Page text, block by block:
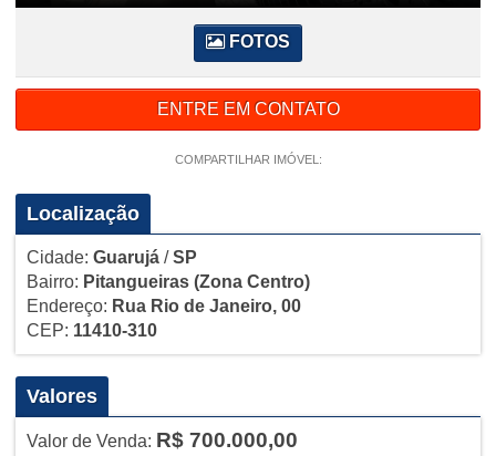
FOTOS
ENTRE EM CONTATO
COMPARTILHAR IMÓVEL:
Localização
Cidade: Guarujá/SP
Bairro: Pitangueiras (Zona Centro)
Endereço: Rua Rio de Janeiro, 00
CEP: 11410-310
Valores
Valor de Venda: R$ 700.000,00